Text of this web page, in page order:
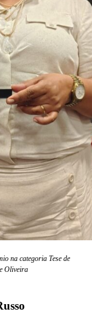
na categoria Tese de
Oliveira